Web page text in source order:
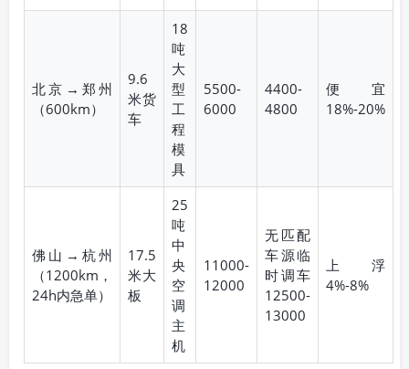
北京→郑州
（600km）
9.6
米货
车
18
吨
大
型
工
程
模
具
5500-
6000
4400-
4800
便宜
18%-20%
佛山→杭州
（1200km，
24h内急单）
17.5
米大
板
25
吨
中
央
空
调
主
机
11000-
12000
无匹配
车源临
时调车
12500-
13000
上浮
4%-8%